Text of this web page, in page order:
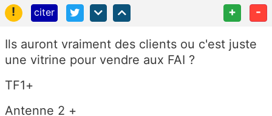
!
citer + -
Ils auront vraiment des clients ou c'est juste
une vitrine pour vendre aux FAI ?
TF1+
Antenne 2 +